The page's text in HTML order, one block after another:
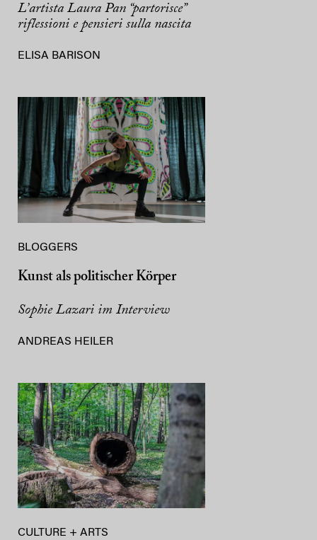
L’artista Laura Pan “partorisce”
riflessioni e pensieri sulla nascita
ELISA BARISON
BLOGGERS
Kunst als politischer Körper
Sophie Lazari im Interview
ANDREAS HEILER
CULTURE + ARTS